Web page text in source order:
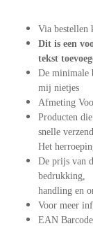
Via bestellen
Dit is een
tekst
De minimale
mij nietjes
Afmeting
Producten
snelle
Het
De prijs van
bedrukking,
handling en
Voor meer
EAN